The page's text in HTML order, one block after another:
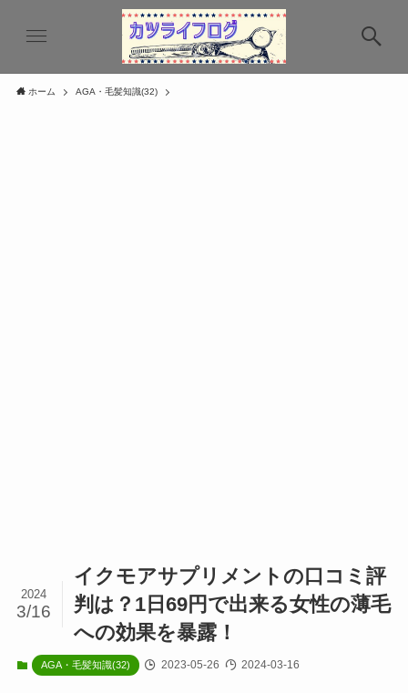
ホーム AGA・毛髪知識(32)
イクモアサプリメントの口コミ評
判は？1日69円で出来る女性の薄毛
への効果を暴露！
2024
3/16
AGA・毛髪知識(32) 2023-05-26 2024-03-16